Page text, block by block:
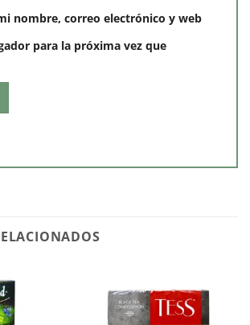
nombre, correo electrónico y web
para la próxima vez que